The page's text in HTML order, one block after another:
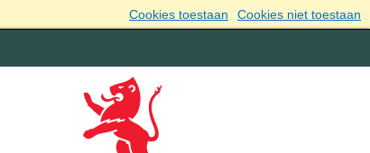
Cookies toestaan Cookies niet toestaan